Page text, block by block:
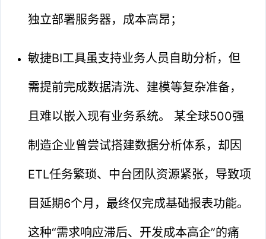
独立部署服务器，成本高昂；
敏捷BI工具虽支持业务人员自助分析，但
需提前完成数据清洗、建模等复杂准备，
且难以嵌入现有业务系统。 某全球500强
制造企业曾尝试搭建数据分析体系，却因
ETL任务繁琐、中台团队资源紧张，导致项
目延期6个月，最终仅完成基础报表功能。
这种“需求响应滞后、开发成本高企”的痛